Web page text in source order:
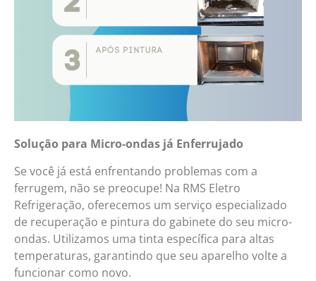
Solução para Micro-ondas já Enferrujado
Se você já está enfrentando problemas com a
ferrugem, não se preocupe! Na RMS Eletro
Refrigeração, oferecemos um serviço especializado
de recuperação e pintura do gabinete do seu micro-
ondas. Utilizamos uma tinta específica para altas
temperaturas, garantindo que seu aparelho volte a
funcionar como novo.